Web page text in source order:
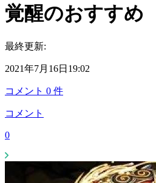
覚醒のおすすめ
最終更新:
2021年7月16日19:02
コメント 0 件
コメント
0